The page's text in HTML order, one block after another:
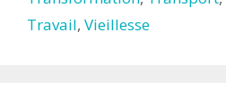
Travail, Vieillesse